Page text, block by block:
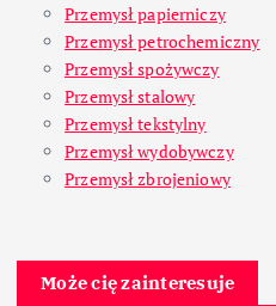
Przemysł papierniczy
Przemysł petrochemiczny
Przemysł spożywczy
Przemysł stalowy
Przemysł tekstylny
Przemysł wydobywczy
Przemysł zbrojeniowy
Może cię zainteresuje